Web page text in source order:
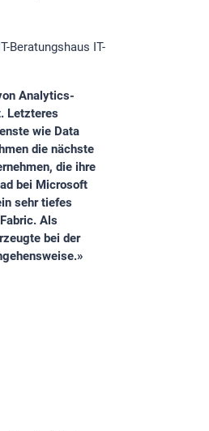
Beratungshaus IT-
Analytics-
Letzteres
wie Data
die nächste
die ihre
bei Microsoft
sehr tiefes
Als
bei der